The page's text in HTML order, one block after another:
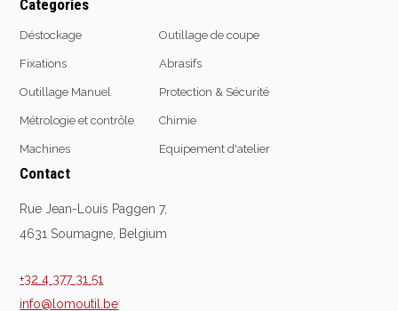
Categories
Déstockage
Fixations
Outillage Manuel
Métrologie et contrôle
Machines
Outillage de coupe
Abrasifs
Protection & Sécurité
Chimie
Equipement d'atelier
Contact
Rue Jean-Louis Paggen 7,
4631 Soumagne, Belgium
+32 4 377 31 51
info@lomoutil.be